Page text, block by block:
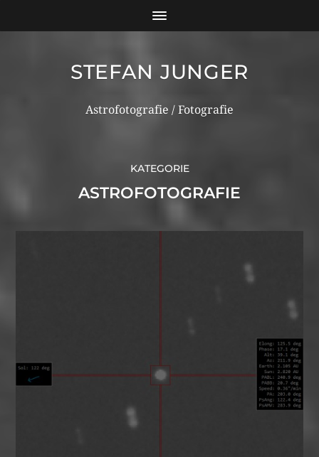
STEFAN JUNGER
Astrofotografie / Fotografie
KATEGORIE
ASTROFOTOGRAFIE